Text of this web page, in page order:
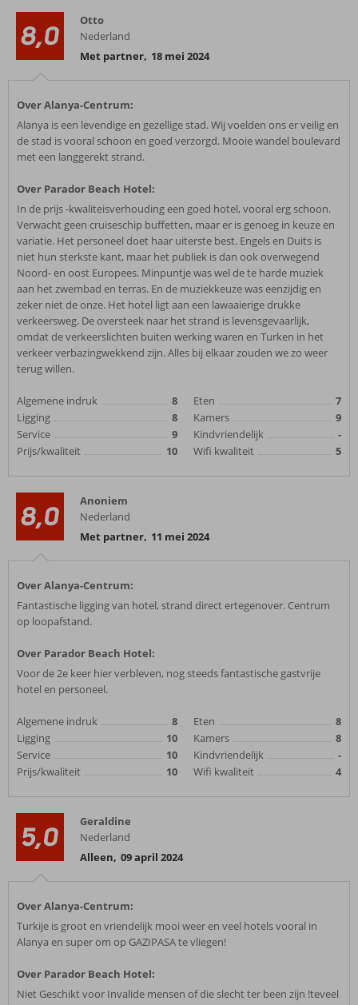
8,0
Otto
Nederland
Met partner, 18 mei 2024
Over Alanya-Centrum:
Alanya is een levendige en gezellige stad. Wij voelden ons er veilig en
de stad is vooral schoon en goed verzorgd. Mooie wandel boulevard
met een langgerekt strand.
Over Parador Beach Hotel:
In de prijs -kwaliteisverhouding een goed hotel, vooral erg schoon.
Verwacht geen cruiseschip buffetten, maar er is genoeg in keuze en
variatie. Het personeel doet haar uiterste best. Engels en Duits is
niet hun sterkste kant, maar het publiek is dan ook overwegend
Noord- en oost Europees. Minpuntje was wel de te harde muziek
aan het zwembad en terras. En de muziekkeuze was eenzijdig en
zeker niet de onze. Het hotel ligt aan een lawaaierige drukke
verkeersweg. De oversteek naar het strand is levensgevaarlijk,
omdat de verkeerslichten buiten werking waren en Turken in het
verkeer verbazingwekkend zijn. Alles bij elkaar zouden we zo weer
terug willen.
Algemene indruk
8
Ligging
8
Service
9
Prijs/kwaliteit
10
Eten
7
Kamers
9
Kindvriendelijk
-
Wifi kwaliteit
5
8,0
Anoniem
Nederland
Met partner, 11 mei 2024
Over Alanya-Centrum:
Fantastische ligging van hotel, strand direct ertegenover. Centrum
op loopafstand.
Over Parador Beach Hotel:
Voor de 2e keer hier verbleven, nog steeds fantastische gastvrije
hotel en personeel.
Algemene indruk
8
Ligging
10
Service
10
Prijs/kwaliteit
10
Eten
8
Kamers
8
Kindvriendelijk
-
Wifi kwaliteit
4
5,0
Geraldine
Nederland
Alleen, 09 april 2024
Over Alanya-Centrum:
Turkije is groot en vriendelijk mooi weer en veel hotels vooral in
Alanya en super om op GAZIPASA te vliegen!
Over Parador Beach Hotel:
Niet Geschikt voor Invalide mensen of die slecht ter been zijn !teveel